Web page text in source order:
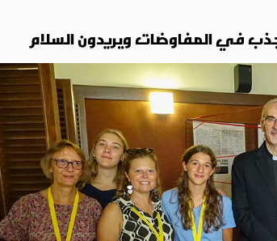
في المفاوضات ويريدون السلام